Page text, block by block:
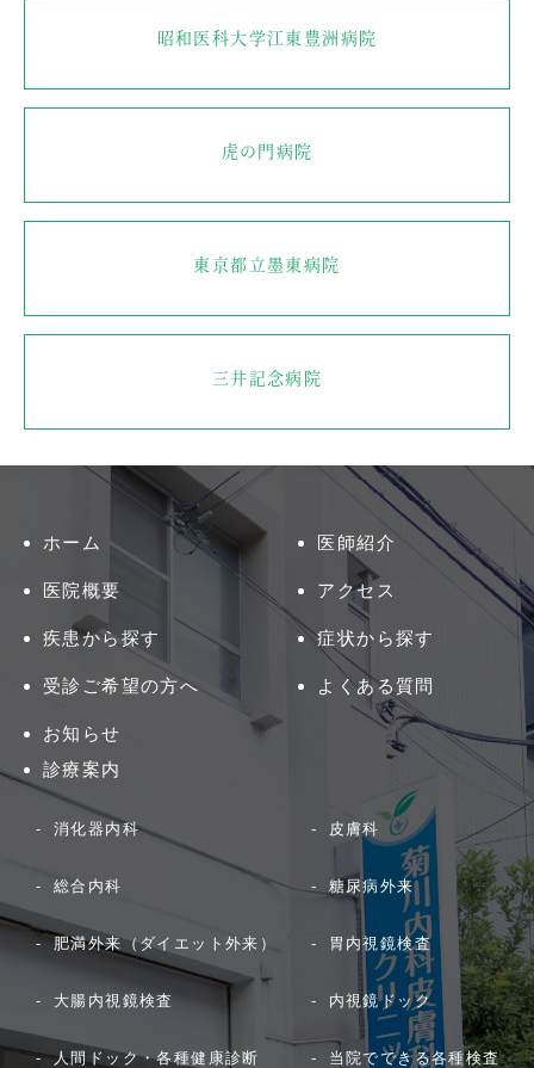
昭和医科大学江東豊洲病院
虎の門病院
東京都立墨東病院
三井記念病院
ホーム 医師紹介
医院概要 アクセス
疾患から探す 症状から探す
受診ご希望の方へ よくある質問
お知らせ
診療案内
消化器内科 皮膚科
総合内科 糖尿病外来
肥満外来（ダイエット外来） 胃内視鏡検査
大腸内視鏡検査 内視鏡ドック
人間ドック・各種健康診断 当院でできる各種検査